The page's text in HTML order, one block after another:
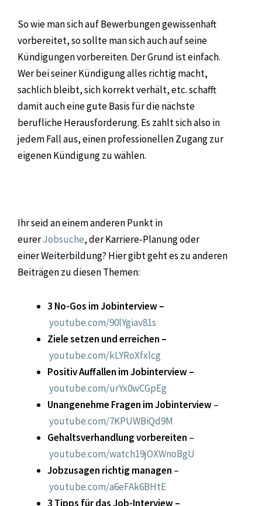
So wie man sich auf Bewerbungen gewissenhaft
vorbereitet, so sollte man sich auch auf seine
Kündigungen vorbereiten. Der Grund ist einfach.
Wer bei seiner Kündigung alles richtig macht,
sachlich bleibt, sich korrekt verhält, etc. schafft
damit auch eine gute Basis für die nächste
berufliche Herausforderung. Es zahlt sich also in
jedem Fall aus, einen professionellen Zugang zur
eigenen Kündigung zu wählen.
Ihr seid an einem anderen Punkt in
eurerJobsuche, der Karriere-Planung oder
einer Weiterbildung? Hier gibt geht es zu anderen
Beiträgen zu diesen Themen:
3 No-Gos im Jobinterview –
youtube.com/90lYgiav81s
Ziele setzen und erreichen –
youtube.com/kLYRoXfxlcg
Positiv Auffallen im Jobinterview –
youtube.com/urYx0wCGpEg
Unangenehme Fragen im Jobinterview–
youtube.com/7KPUWBiQd9M
Gehaltsverhandlung vorbereiten –
youtube.com/watch19jOXWnoBgU
Jobzusagen richtig managen –
youtube.com/a6eFAk6BHtE
3 Tipps für das Job-Interview –